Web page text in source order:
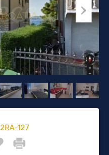
2RA-127